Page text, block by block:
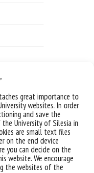
great importance to
websites. In order
and save the
University of Silesia in
are small text files
on the end device
you can decide on the
website. We encourage
the websites of the